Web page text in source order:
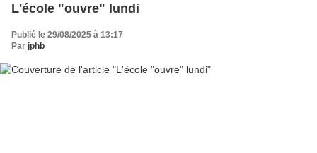
L'école "ouvre" lundi
Publié le 29/08/2025 à 13:17
Par jphb